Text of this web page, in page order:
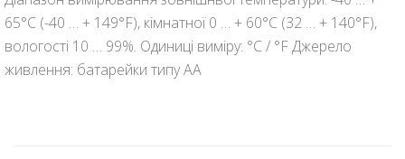
65°C (-40 … + 149°F), кімнатної 0 … + 60°C (32 … + 140°F),
вологості 10 … 99%. Одиниці виміру: °C / °F Джерело
живлення: батарейки типу АА